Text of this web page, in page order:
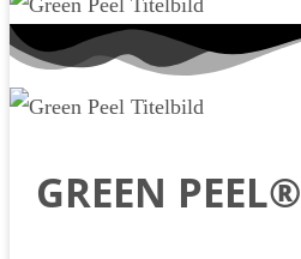
GREEN PEEL®